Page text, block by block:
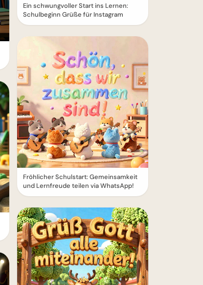
Ein schwungvoller Start ins Lernen:
Schulbeginn Grüße für Instagram
Fröhlicher Schulstart: Gemeinsamkeit
und Lernfreude teilen via WhatsApp!